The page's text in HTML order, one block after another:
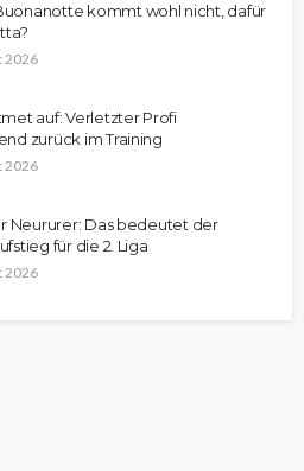
kommt wohl nicht, dafür
2026
auf: Verletzter Profi
zurück im Training
2026
Neururer: Das bedeutet der
für die 2. Liga
2026